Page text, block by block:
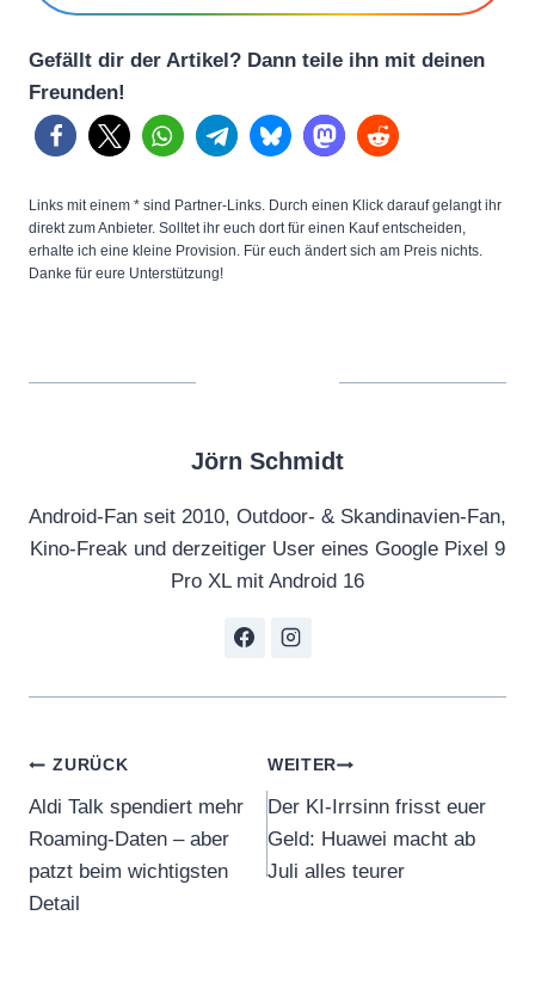
Gefällt dir der Artikel? Dann teile ihn mit deinen
Freunden!
Links mit einem * sind Partner-Links. Durch einen Klick darauf gelangt ihr
direkt zum Anbieter. Solltet ihr euch dort für einen Kauf entscheiden,
erhalte ich eine kleine Provision. Für euch ändert sich am Preis nichts.
Danke für eure Unterstützung!
Jörn Schmidt
Android-Fan seit 2010, Outdoor- & Skandinavien-Fan,
Kino-Freak und derzeitiger User eines Google Pixel 9
Pro XL mit Android 16
Beitragsnavigation
ZURÜCK
Aldi Talk spendiert mehr
Roaming-Daten – aber
patzt beim wichtigsten
Detail
WEITER
Der KI-Irrsinn frisst euer
Geld: Huawei macht ab
Juli alles teurer